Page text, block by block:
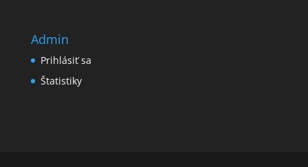
Admin
Prihlásiť sa
Štatistiky